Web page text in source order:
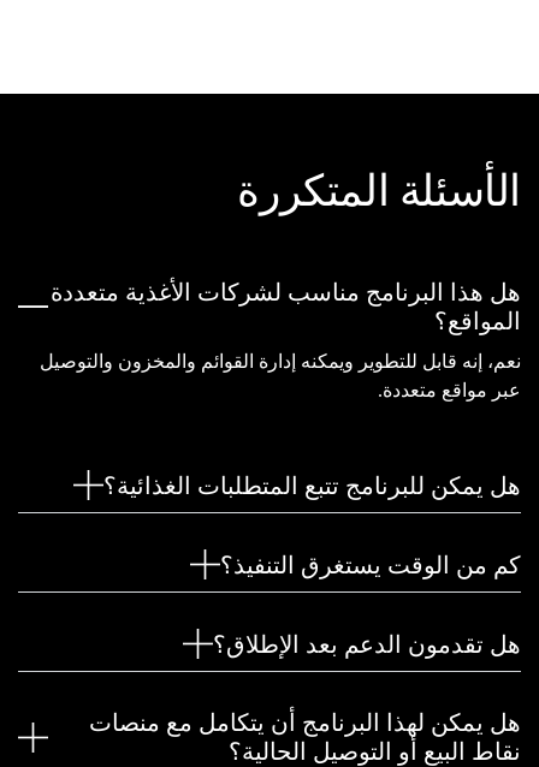
الأسئلة المتكررة
هل هذا البرنامج مناسب لشركات الأغذية متعددة
المواقع؟
نعم، إنه قابل للتطوير ويمكنه إدارة القوائم والمخزون والتوصيل
عبر مواقع متعددة.
هل يمكن للبرنامج تتبع المتطلبات الغذائية؟
كم من الوقت يستغرق التنفيذ؟
هل تقدمون الدعم بعد الإطلاق؟
هل يمكن لهذا البرنامج أن يتكامل مع منصات
نقاط البيع أو التوصيل الحالية؟